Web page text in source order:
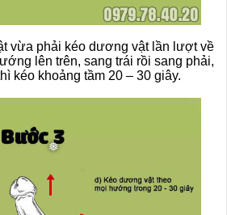
vừa phải kéo dương vật lần lượt về
lên trên, sang trái rồi sang phải,
kéo khoảng tầm 20 – 30 giây.